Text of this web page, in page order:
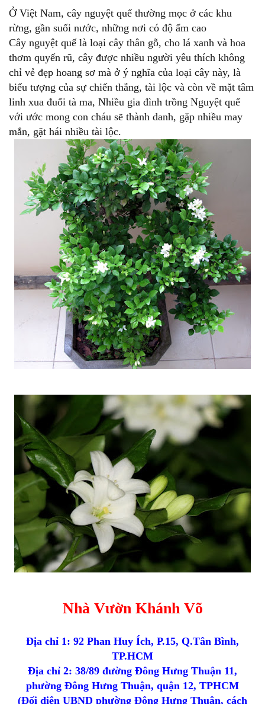
Ở Việt Nam, cây nguyệt quế thường mọc ở các khu
rừng, gần suối nước, những nơi có độ ẩm cao
Cây nguyệt quế là loại cây thân gỗ, cho lá xanh và hoa
thơm quyến rũ, cây được nhiều người yêu thích không
chỉ vẻ đẹp hoang sơ mà ở ý nghĩa của loại cây này, là
biểu tượng của sự chiến thắng, tài lộc và còn về mặt tâm
linh xua đuổi tà ma, Nhiều gia đình trồng Nguyệt quế
với ước mong con cháu sẽ thành danh, gặp nhiều may
mắn, gặt hái nhiều tài lộc.
Nhà Vườn Khánh Võ
Địa chỉ 1: 92 Phan Huy Ích, P.15, Q.Tân Bình,
TP.HCM
Địa chỉ 2: 38/89 đường Đông Hưng Thuận 11,
phường Đông Hưng Thuận, quận 12, TPHCM
(Đối diện UBND phường Đông Hưng Thuận, cách